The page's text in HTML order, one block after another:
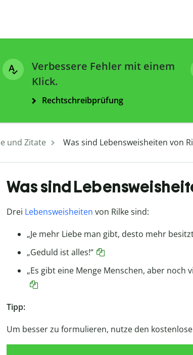
Verbessere Fehler mit einem
Klick.
Rechtschreibprüfung
und Zitate Was sind Lebensweisheiten von
Was sind
Drei Lebensweisheiten von Rilke sind:
„Je mehr Liebe man gibt, desto mehr
„Geduld ist alles!“
„Es gibt eine Menge Menschen, aber
Tipp:
Um besser zu formulieren, nutze den